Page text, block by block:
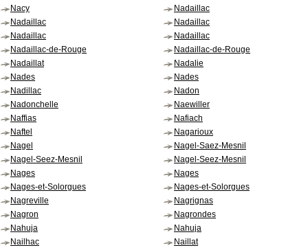
Nacy
Nadaillac
Nadaillac
Nadaillac
Nadaillac
Nadaillac
Nadaillac-de-Rouge
Nadaillac-de-Rouge
Nadaillat
Nadalie
Nades
Nades
Nadillac
Nadon
Nadonchelle
Naewiller
Naffias
Nafiach
Naftel
Nagarioux
Nagel
Nagel-Saez-Mesnil
Nagel-Seez-Mesnil
Nagel-Seez-Mesnil
Nages
Nages
Nages-et-Solorgues
Nages-et-Solorgues
Nagreville
Nagrignas
Nagron
Nagrondes
Nahuja
Nahuja
Nailhac
Naillat